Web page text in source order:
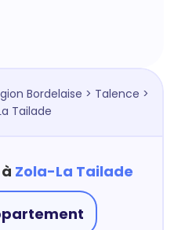
Bordelaise > Talence >
Tailade
Zola-La Tailade